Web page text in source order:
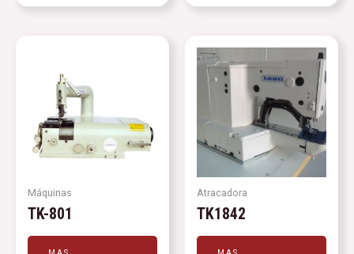
Máquinas
TK-801
Atracadora
TK1842